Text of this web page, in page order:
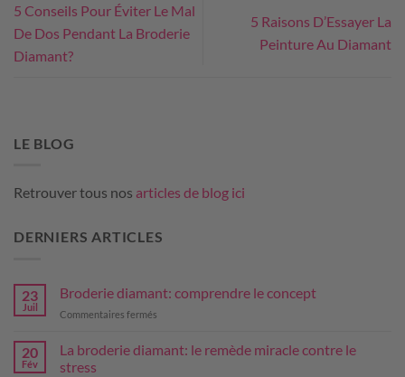
5 Conseils Pour Éviter Le Mal
De Dos Pendant La Broderie
Diamant?
5 Raisons D’Essayer La
Peinture Au Diamant
LE BLOG
Retrouver tous nos articles de blog ici
DERNIERS ARTICLES
23
Juil
Broderie diamant: comprendre le concept
Commentaires fermés
diamant:
comprendre
20
Fév
La broderie diamant: le remède miracle contre le
stress